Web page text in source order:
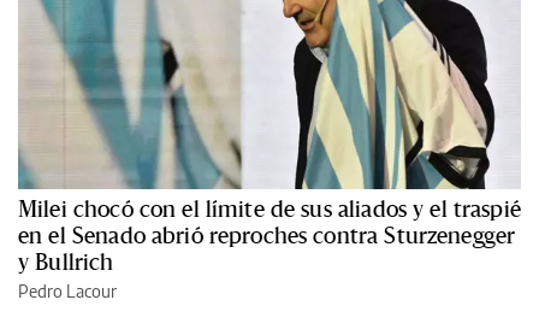
Milei chocó con el límite de sus aliados y el traspié
en el Senado abrió reproches contra Sturzenegger
y Bullrich
Pedro Lacour